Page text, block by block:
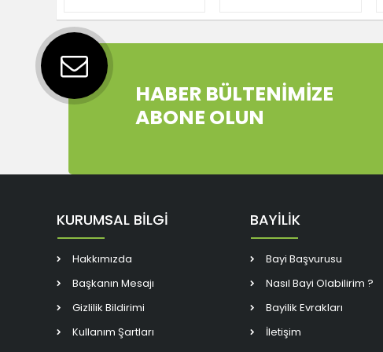
ATX 1851P (INTEL ULTRA
PROCESSORS SERIES 2)
ATX 1851P(INTEL ULTRA
HABER BÜLTENİMİZE
ABONE OLUN
KURUMSAL BİLGİ
Hakkımızda
Başkanın Mesajı
Gizlilik Bildirimi
Kullanım Şartları
BAYİLİK
Bayi Başvurusu
Nasıl Bayi Olabilirim ?
Bayilik Evrakları
İletişim